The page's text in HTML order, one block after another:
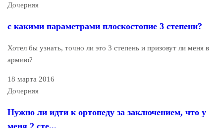
Дочерняя
с какими параметрами плоскостопие 3 степени?
Хотел бы узнать, точно ли это 3 степень и призовут ли меня в
армию?
18 марта 2016
Дочерняя
Нужно ли идти к ортопеду за заключением, что у